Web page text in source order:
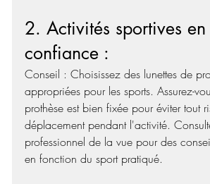
2. Activités sportives
confiance :
Conseil : Choisissez des lunettes de
appropriées pour les sports. Assurez-
prothèse est bien fixée pour éviter tout
déplacement pendant l'activité.
professionnel de la vue pour des
en fonction du sport pratiqué.